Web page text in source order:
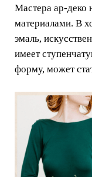
Мастера ар-деко
материалами. В
эмаль,
имеет
форму, может